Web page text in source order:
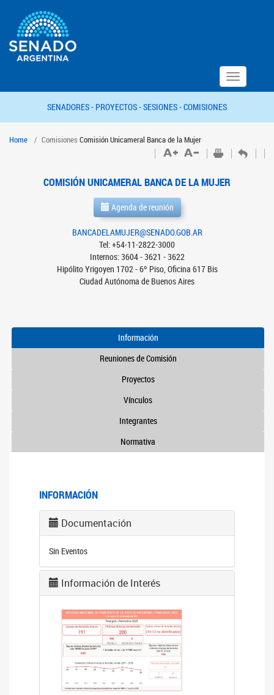
Toggle
navigation
SENADORES - PROYECTOS -SESIONES -COMISIONES
Home Comisiones Comisión Unicameral Banca de la Mujer
COMISIÓN UNICAMERAL BANCA DE LA MUJER
Agenda de reunión
BANCADELAMUJER@SENADO.GOB.AR
Tel: +54-11-2822-3000
Internos: 3604 - 3621 - 3622
Hipólito Yrigoyen 1702 - 6º Piso, Oficina 617 Bis
Ciudad Autónoma de Buenos Aires
Información
Reuniones de Comisión
Proyectos
Vínculos
Integrantes
Normativa
INFORMACIÓN
Documentación
Sin Eventos
Información de Interés